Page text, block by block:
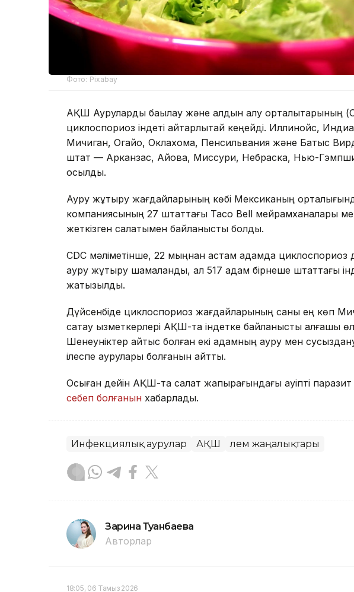
Фото: Pixabay
АҚШ Ауруларды бақылау және алдын алу орталықтарының
циклоспориоз індеті айтарлықтай кеңейді. Иллинойс,
Мичиган, Огайо, Оклахома, Пенсильвания және Батыс
штат — Арканзас, Айова, Миссури, Небраска, Нью-
қосылды.
Ауру жұқтыру жағдайларының көбі Мексиканың
компаниясының 27 штаттағы Taco Bell мейрамханалары
жеткізген салатымен байланысты болды.
CDC мәліметінше, 22 мыңнан астам адамда циклоспориоз
ауру жұқтыру шамаланды, ал 517 адам бірнеше штаттағы
жатқызылды.
Дүйсенбіде циклоспориоз жағдайларының саны ең көп
сақтау қызметкерлері АҚШ-та індетке байланысты алғашқы
Шенеуніктер қайтыс болған екі адамның ауру мен
ілеспе аурулары болғанын айтты.
Осыған дейін АҚШ-та салат жапырағындағы қауіпті
себеп болғанын хабарладық.
Инфекциялық аурулар АҚШ Әлем жаңалықтары
Зарина Туғанбаева
Авторлар
18:05, 06 Тамыз 2026